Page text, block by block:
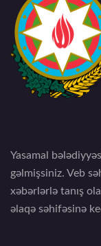
Yasamal
gəlmişsiniz. Veb
xəbərlərlə tanış
əlaqə səhifəsinə